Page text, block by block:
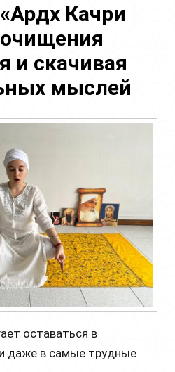
Качри
и скачивая
мыслей
оставаться в
даже в самые трудные